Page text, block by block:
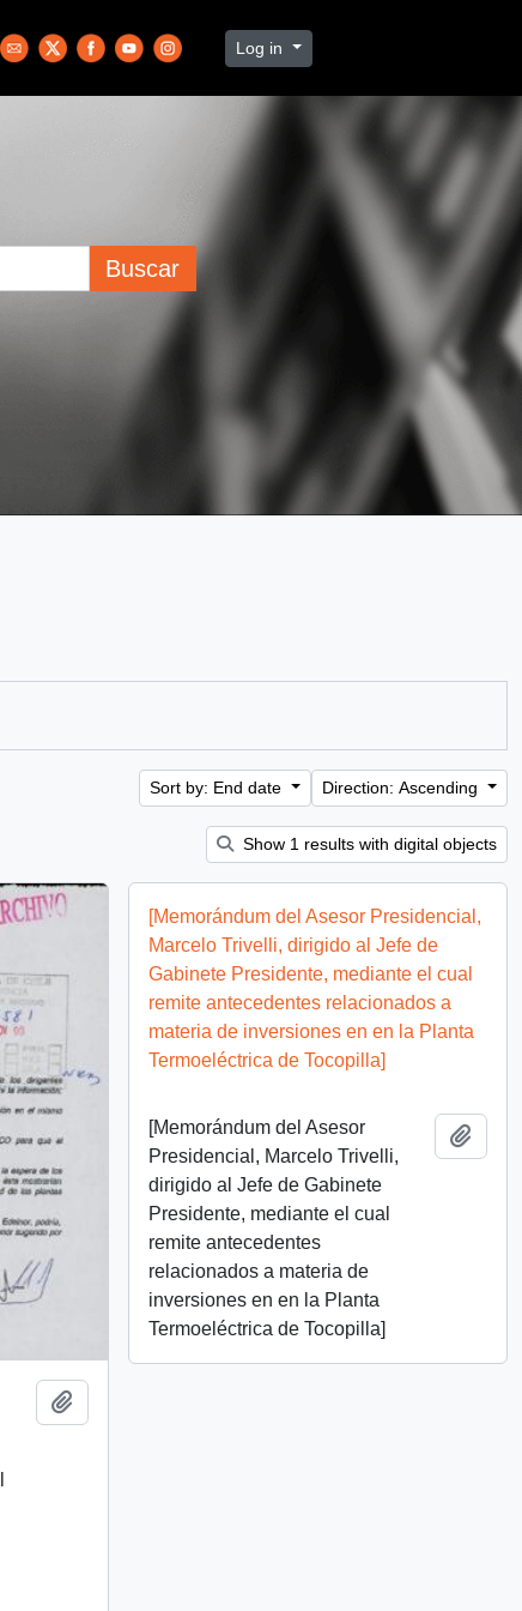
Log in
Buscar
Sort by: End date Direction: Ascending
Show 1 results with digital objects
Add to clipboard
[Memorándum del Asesor Presidencial,
Marcelo Trivelli, dirigido al Jefe de
Gabinete Presidente, mediante el cual
remite antecedentes relacionados a
materia de inversiones en en la Planta
Termoeléctrica de Tocopilla]
[Memorándum del Asesor
Presidencial, Marcelo Trivelli,
dirigido al Jefe de Gabinete
Presidente, mediante el cual
remite antecedentes
relacionados a materia de
inversiones en en la Planta
Termoeléctrica de Tocopilla]
Add